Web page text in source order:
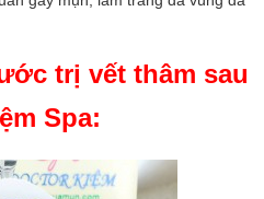
trị vết thâm sau
Spa: